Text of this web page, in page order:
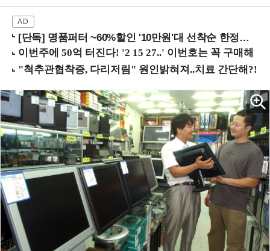
[단독] 명품퍼터 ~60%할인 '10만원'대 선착순 한정판매!